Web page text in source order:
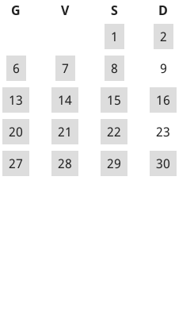
G V S
D
1
2
6 7 8
9
13 14 15
16
20 21 22
23
27 28 29
30